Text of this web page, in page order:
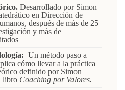
Desarrollado por Simon
en Dirección de
después de más de 25
y más de
Un método paso a
cómo llevar a la práctica
definido por Simon
libro Coaching por Valores.